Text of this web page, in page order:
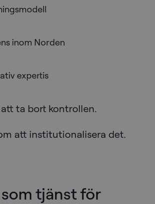
inom Norden
expertis
ta bort kontrollen.
att institutionalisera det.
tjänst för